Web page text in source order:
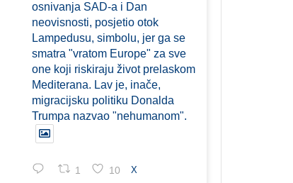
osnivanja SAD-a i Dan
neovisnosti, posjetio otok
Lampedusu, simbolu, jer ga se
smatra "vratom Europe" za sve
one koji riskiraju život prelaskom
Mediterana. Lav je, inače,
migracijsku politiku Donalda
Trumpa nazvao "nehumanom".
1 10 X